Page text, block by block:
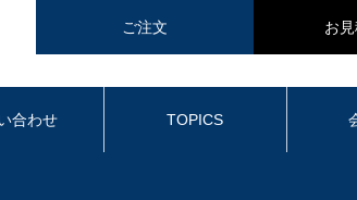
ご注文 お
合わせ TOPICS